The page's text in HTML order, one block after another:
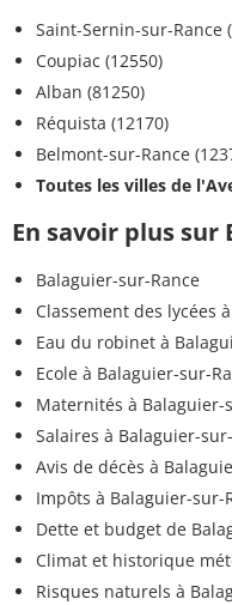
Saint-Sernin-sur-Rance
Coupiac (12550)
Alban (81250)
Réquista (12170)
Belmont-sur-Rance
Toutes les villes de
En savoir plus sur
Balaguier-sur-Rance
Classement des lycées
Eau du robinet à
Ecole à Balaguier-sur-
Maternités à Balaguier-
Salaires à Balaguier-
Avis de décès à
Impôts à Balaguier-sur-
Dette et budget de
Climat et historique
Risques naturels à